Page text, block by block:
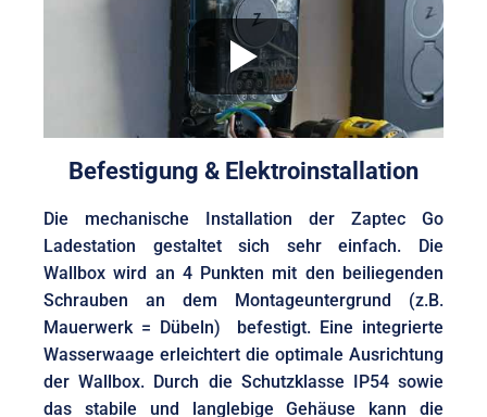
Befestigung & Elektroinstallation
Die mechanische Installation der Zaptec Go
Ladestation gestaltet sich sehr einfach. Die
Wallbox wird an 4 Punkten mit den beiliegenden
Schrauben an dem Montageuntergrund (z.B.
Mauerwerk = Dübeln) befestigt. Eine integrierte
Wasserwaage erleichtert die optimale Ausrichtung
der Wallbox. Durch die Schutzklasse IP54 sowie
das stabile und langlebige Gehäuse kann die